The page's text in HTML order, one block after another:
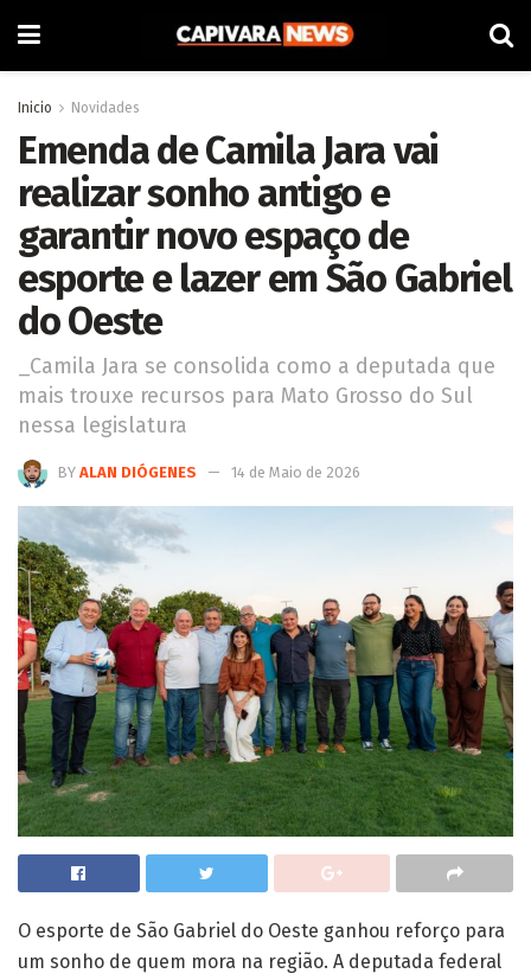
Inicio Novidades
Emenda de Camila Jara vai
realizar sonho antigo e
garantir novo espaço de
esporte e lazer em São Gabriel
do Oeste
_Camila Jara se consolida como a deputada que
mais trouxe recursos para Mato Grosso do Sul
nessa legislatura
BY ALAN DIÓGENES 14 de Maio de 2026
O esporte de São Gabriel do Oeste ganhou reforço para
um sonho de quem mora na região. A deputada federal